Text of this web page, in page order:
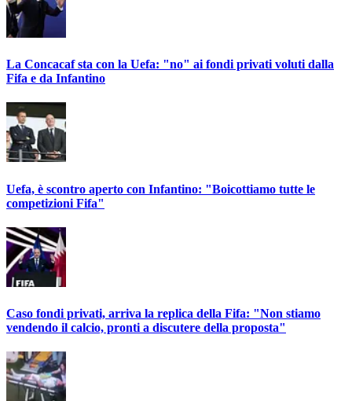
La Concacaf sta con la Uefa: "no" ai fondi privati voluti dalla
Fifa e da Infantino
Uefa, è scontro aperto con Infantino: "Boicottiamo tutte le
competizioni Fifa"
Caso fondi privati, arriva la replica della Fifa: "Non stiamo
vendendo il calcio, pronti a discutere della proposta"